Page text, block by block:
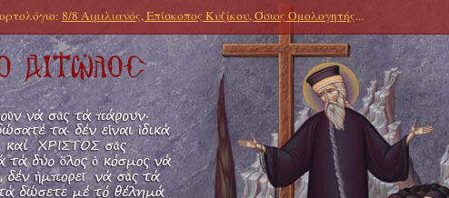
8/8 Αιμιλιανός, Επίσκοπος Κυζίκου, Όσιος Ομολογητής...